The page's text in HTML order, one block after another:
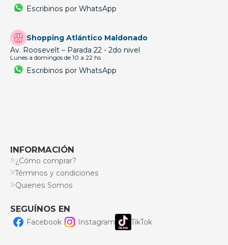
Escribinos por WhatsApp
Shopping Atlántico Maldonado
Av. Roosevelt – Parada 22 - 2do nivel
Lunes a domingos de 10 a 22 hs
Escribinos por WhatsApp
INFORMACIÓN
¿Cómo comprar?
Términos y condiciones
Quienes Somos
SEGUÍNOS EN
Facebook Instagram TikTok